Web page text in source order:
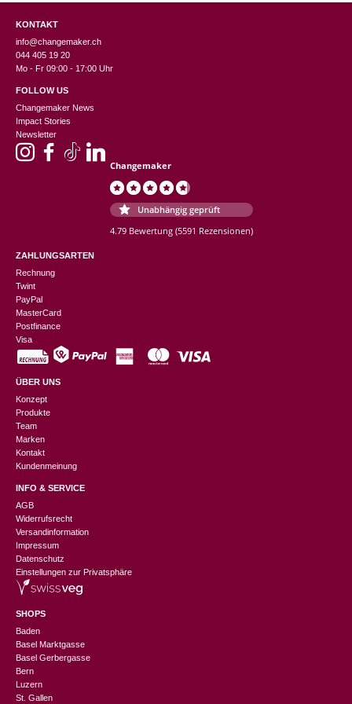
KONTAKT
info@changemaker.ch
044 405 19 20
Mo - Fr 09:00 - 17:00 Uhr
FOLLOW US
Changemaker News
Impact Stories
Newsletter
Changemaker
Unabhängig geprüft
4.79 Bewertung (5591 Rezensionen)
ZAHLUNGSARTEN
Rechnung
Twint
PayPal
MasterCard
Postfinance
Visa
ÜBER UNS
Konzept
Produkte
Team
Marken
Kontakt
Kundenmeinung
INFO & SERVICE
AGB
Widerrufsrecht
Versandinformation
Impressum
Datenschutz
Einstellungen zur Privatsphäre
SHOPS
Baden
Basel Marktgasse
Basel Gerbergasse
Bern
Luzern
St. Gallen